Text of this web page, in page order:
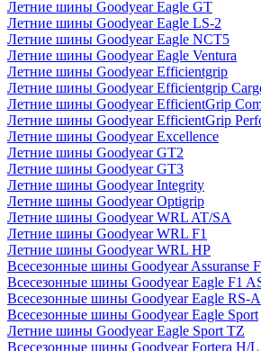
Летние шины Goodyear Eagle GT
Летние шины Goodyear Eagle LS-2
Летние шины Goodyear Eagle NCT5
Летние шины Goodyear Eagle Ventura
Летние шины Goodyear Efficientgrip
Летние шины Goodyear Efficientgrip
Летние шины Goodyear EfficientGrip
Летние шины Goodyear EfficientGrip
Летние шины Goodyear Excellence
Летние шины Goodyear GT2
Летние шины Goodyear GT3
Летние шины Goodyear Integrity
Летние шины Goodyear Optigrip
Летние шины Goodyear WRL AT/SA
Летние шины Goodyear WRL F1
Летние шины Goodyear WRL HP
Всесезонные шины Goodyear Assuranse
Всесезонные шины Goodyear Eagle F1
Всесезонные шины Goodyear Eagle RS-A
Всесезонные шины Goodyear Eagle Sport
Летние шины Goodyear Eagle Sport TZ
Всесезонные шины Goodyear Fortera H/L